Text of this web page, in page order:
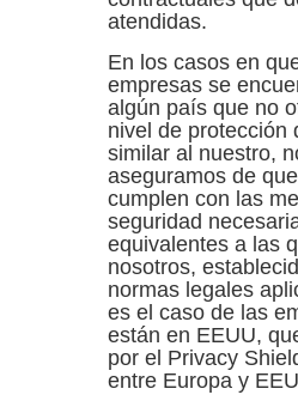
atendidas.
En los casos en
empresas se
algún país que no
nivel de protección
similar al nuestro,
aseguramos de
cumplen con las
seguridad
equivalentes a las
nosotros,
normas legales
es el caso de las
están en EEUU,
por el Privacy
entre Europa y